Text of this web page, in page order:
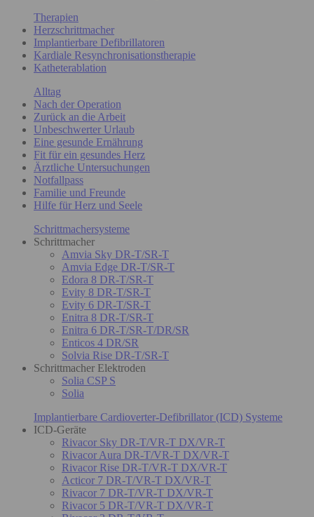
Therapien
Herzschrittmacher
Implantierbare Defibrillatoren
Kardiale Resynchronisationstherapie
Katheterablation
Alltag
Nach der Operation
Zurück an die Arbeit
Unbeschwerter Urlaub
Eine gesunde Ernährung
Fit für ein gesundes Herz
Ärztliche Untersuchungen
Notfallpass
Familie und Freunde
Hilfe für Herz und Seele
Schrittmachersysteme
Schrittmacher
Amvia Sky DR-T/SR-T
Amvia Edge DR-T/SR-T
Edora 8 DR-T/SR-T
Evity 8 DR-T/SR-T
Evity 6 DR-T/SR-T
Enitra 8 DR-T/SR-T
Enitra 6 DR-T/SR-T/DR/SR
Enticos 4 DR/SR
Solvia Rise DR-T/SR-T
Schrittmacher Elektroden
Solia CSP S
Solia
Implantierbare Cardioverter-Defibrillator (ICD) Systeme
ICD-Geräte
Rivacor Sky DR-T/VR-T DX/VR-T
Rivacor Aura DR-T/VR-T DX/VR-T
Rivacor Rise DR-T/VR-T DX/VR-T
Acticor 7 DR-T/VR-T DX/VR-T
Rivacor 7 DR-T/VR-T DX/VR-T
Rivacor 5 DR-T/VR-T DX/VR-T